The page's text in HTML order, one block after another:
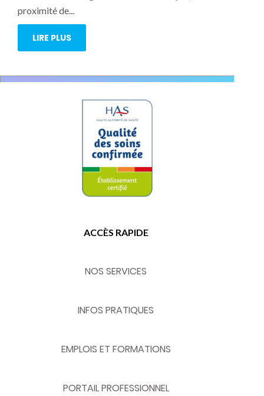
proximité de...
LIRE PLUS
ACCÈS RAPIDE
NOS SERVICES
INFOS PRATIQUES
EMPLOIS ET FORMATIONS
PORTAIL PROFESSIONNEL